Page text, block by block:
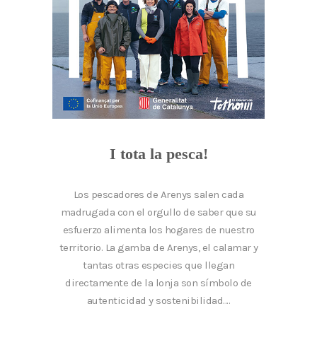
I tota la pesca!
Los pescadores de Arenys salen cada
madrugada con el orgullo de saber que su
esfuerzo alimenta los hogares de nuestro
territorio. La gamba de Arenys, el calamar y
tantas otras especies que llegan
directamente de la lonja son símbolo de
autenticidad y sostenibilidad....